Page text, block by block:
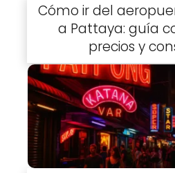
Cómo ir del
a Pattaya: guía
precios y